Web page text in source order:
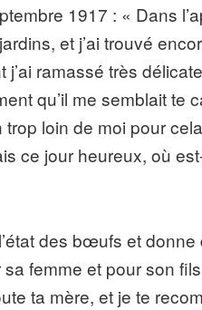
1917 : « Dans
et j’ai trouvé
ramassé très
qu’il me semblait te
loin de moi pour
ce jour heureux, où
des bœufs et donne
femme et pour son
ta mère, et je te